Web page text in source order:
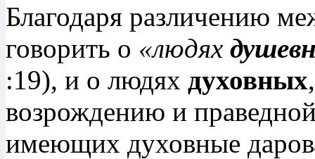
Благодаря различению
говорить о «людях
:19), и о людях духовных
возрождению и
имеющих духовные